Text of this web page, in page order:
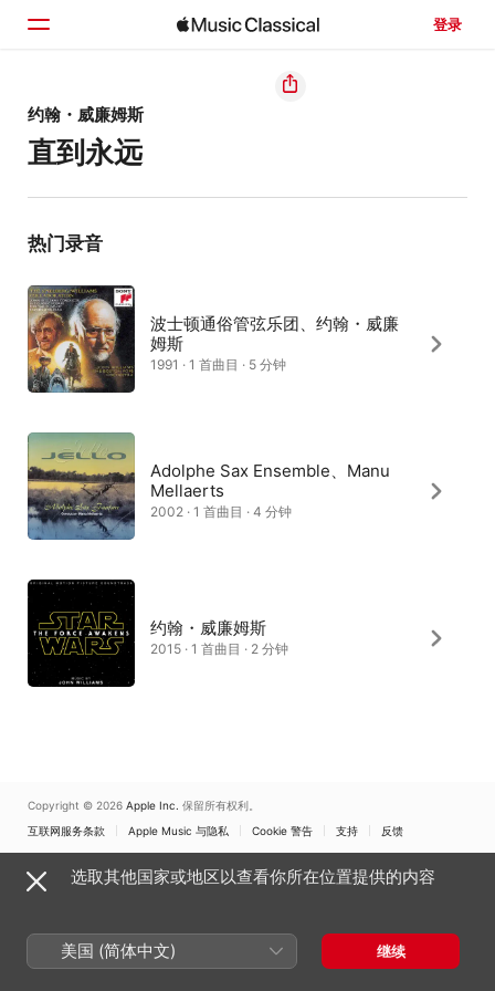
登录
主页
浏览
搜索
约翰・威廉姆斯
直到永远
热门录音
波士顿通俗管弦乐团、约翰・威廉
姆斯
1991 · 1 首曲目 · 5 分钟
Adolphe Sax Ensemble、Manu
Mellaerts
2002 · 1 首曲目 · 4 分钟
约翰・威廉姆斯
2015 · 1 首曲目 · 2 分钟
Copyright © 2026 Apple Inc. 保留所有权利。
互联网服务条款
Apple Music 与隐私 Cookie 警告 支持 反馈
选取其他国家或地区以查看你所在位置提供的内容
美国 (简体中文) 继续